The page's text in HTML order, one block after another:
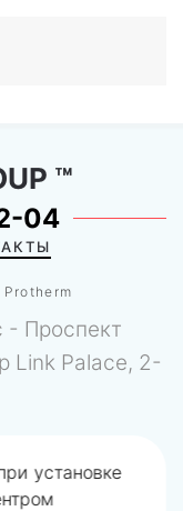
™
04
Проспект
Link Palace, 2-
установке